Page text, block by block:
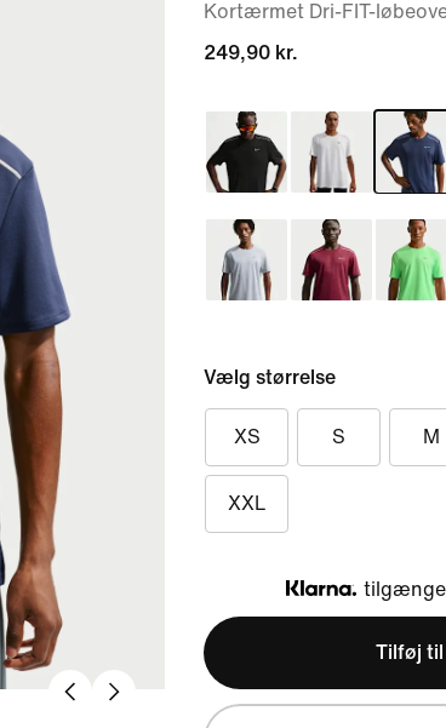
Kortærmet Dri-FIT-
249,90 kr.
Vælg størrelse
XS S M
XXL
Klarna
Tilføj til